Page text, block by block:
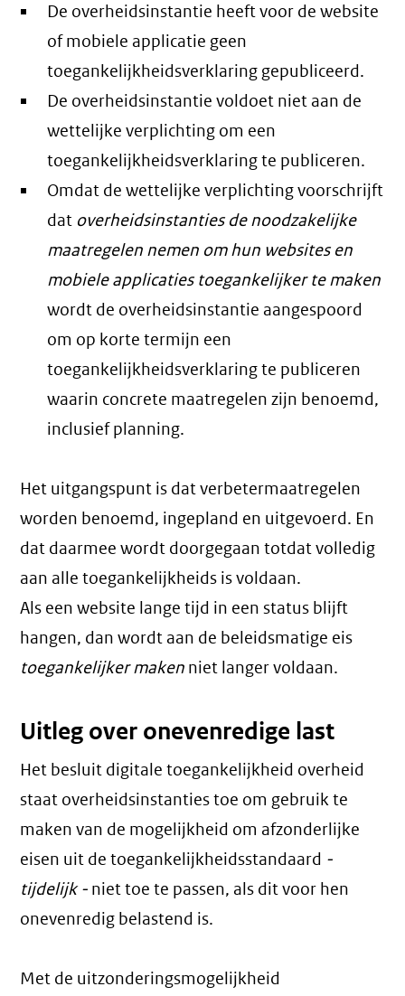
De overheidsinstantie heeft voor de website
of mobiele applicatie geen
toegankelijkheidsverklaring gepubliceerd.
De overheidsinstantie voldoet niet aan de
wettelijke verplichting om een
toegankelijkheidsverklaring te publiceren.
Omdat de wettelijke verplichting voorschrijft
dat overheidsinstanties de noodzakelijke
maatregelen nemen om hun websites en
mobiele applicaties toegankelijker te maken
wordt de overheidsinstantie aangespoord
om op korte termijn een
toegankelijkheidsverklaring te publiceren
waarin concrete maatregelen zijn benoemd,
inclusief planning.
Het uitgangspunt is dat verbetermaatregelen
worden benoemd, ingepland en uitgevoerd. En
dat daarmee wordt doorgegaan totdat volledig
aan alle toegankelijkheids is voldaan.
Als een website lange tijd in een status blijft
hangen, dan wordt aan de beleidsmatige eis
toegankelijker maken niet langer voldaan.
Uitleg over onevenredige last
Het besluit digitale toegankelijkheid overheid
staat overheidsinstanties toe om gebruik te
maken van de mogelijkheid om afzonderlijke
eisen uit de toegankelijkheidsstandaard -
tijdelijk - niet toe te passen, als dit voor hen
onevenredig belastend is.
Met de uitzonderingsmogelijkheid